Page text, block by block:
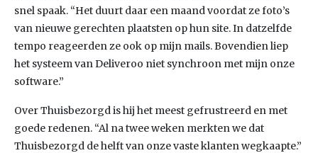
snel spaak. “Het duurt daar een maand voordat ze foto’s
van nieuwe gerechten plaatsten op hun site. In datzelfde
tempo reageerden ze ook op mijn mails. Bovendien liep
het systeem van Deliveroo niet synchroon met mijn onze
software.”
Over Thuisbezorgd is hij het meest gefrustreerd en met
goede redenen. “Al na twee weken merkten we dat
Thuisbezorgd de helft van onze vaste klanten wegkaapte.”